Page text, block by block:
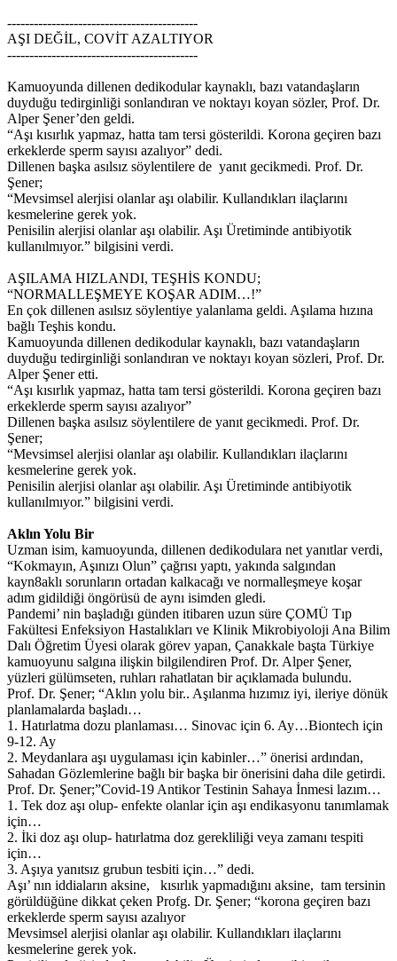
-------------------------------------------
AŞI DEĞİL, COVİT AZALTIYOR
-------------------------------------------
Kamuoyunda dillenen dedikodular kaynaklı, bazı vatandaşların
duyduğu tedirginliği sonlandıran ve noktayı koyan sözler, Prof. Dr.
Alper Şener’den geldi.
“Aşı kısırlık yapmaz, hatta tam tersi gösterildi. Korona geçiren bazı
erkeklerde sperm sayısı azalıyor” dedi.
Dillenen başka asılsız söylentilere de yanıt gecikmedi. Prof. Dr.
Şener;
“Mevsimsel alerjisi olanlar aşı olabilir. Kullandıkları ilaçlarını
kesmelerine gerek yok.
Penisilin alerjisi olanlar aşı olabilir. Aşı Üretiminde antibiyotik
kullanılmıyor.” bilgisini verdi.
AŞILAMA HIZLANDI, TEŞHİS KONDU;
“NORMALLEŞMEYE KOŞAR ADIM…!”
En çok dillenen asılsız söylentiye yalanlama geldi. Aşılama hızına
bağlı Teşhis kondu.
Kamuoyunda dillenen dedikodular kaynaklı, bazı vatandaşların
duyduğu tedirginliği sonlandıran ve noktayı koyan sözleri, Prof. Dr.
Alper Şener etti.
“Aşı kısırlık yapmaz, hatta tam tersi gösterildi. Korona geçiren bazı
erkeklerde sperm sayısı azalıyor”
Dillenen başka asılsız söylentilere de yanıt gecikmedi. Prof. Dr.
Şener;
“Mevsimsel alerjisi olanlar aşı olabilir. Kullandıkları ilaçlarını
kesmelerine gerek yok.
Penisilin alerjisi olanlar aşı olabilir. Aşı Üretiminde antibiyotik
kullanılmıyor.” bilgisini verdi.
Aklın Yolu Bir
Uzman isim, kamuoyunda, dillenen dedikodulara net yanıtlar verdi,
“Kokmayın, Aşınızı Olun” çağrısı yaptı, yakında salgından
kayn8aklı sorunların ortadan kalkacağı ve normalleşmeye koşar
adım gidildiği öngörüsü de aynı isimden gledi.
Pandemi’ nin başladığı günden itibaren uzun süre ÇOMÜ Tıp
Fakültesi Enfeksiyon Hastalıkları ve Klinik Mikrobiyoloji Ana Bilim
Dalı Öğretim Üyesi olarak görev yapan, Çanakkale başta Türkiye
kamuoyunu salgına ilişkin bilgilendiren Prof. Dr. Alper Şener,
yüzleri gülümseten, ruhları rahatlatan bir açıklamada bulundu.
Prof. Dr. Şener; “Aklın yolu bir.. Aşılanma hızımız iyi, ileriye dönük
planlamalarda başladı…
1. Hatırlatma dozu planlaması… Sinovac için 6. Ay…Biontech için
9-12. Ay
2. Meydanlara aşı uygulaması için kabinler…” önerisi ardından,
Sahadan Gözlemlerine bağlı bir başka bir önerisini daha dile getirdi.
Prof. Dr. Şener;”Covid-19 Antikor Testinin Sahaya İnmesi lazım…
1. Tek doz aşı olup- enfekte olanlar için aşı endikasyonu tanımlamak
için…
2. İki doz aşı olup- hatırlatma doz gerekliliği veya zamanı tespiti
için…
3. Aşıya yanıtsız grubun tesbiti için…” dedi.
Aşı’ nın iddiaların aksine, kısırlık yapmadığını aksine, tam tersinin
görüldüğüne dikkat çeken Profg. Dr. Şener; “korona geçiren bazı
erkeklerde sperm sayısı azalıyor
Mevsimsel alerjisi olanlar aşı olabilir. Kullandıkları ilaçlarını
kesmelerine gerek yok.